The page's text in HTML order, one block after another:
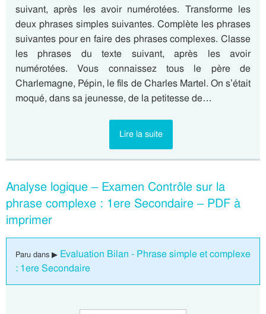
suivant, après les avoir numérotées. Transforme les
deux phrases simples suivantes. Complète les phrases
suivantes pour en faire des phrases complexes. Classe
les phrases du texte suivant, après les avoir
numérotées. Vous connaissez tous le père de
Charlemagne, Pépin, le fils de Charles Martel. On s’était
moqué, dans sa jeunesse, de la petitesse de…
Lire la suite
Analyse logique – Examen Contrôle sur la
phrase complexe : 1ere Secondaire – PDF à
imprimer
Paru dans ▶ Evaluation Bilan - Phrase simple et complexe
: 1ere Secondaire